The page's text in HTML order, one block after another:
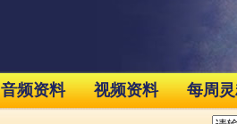
音频资料 视频资料 每周